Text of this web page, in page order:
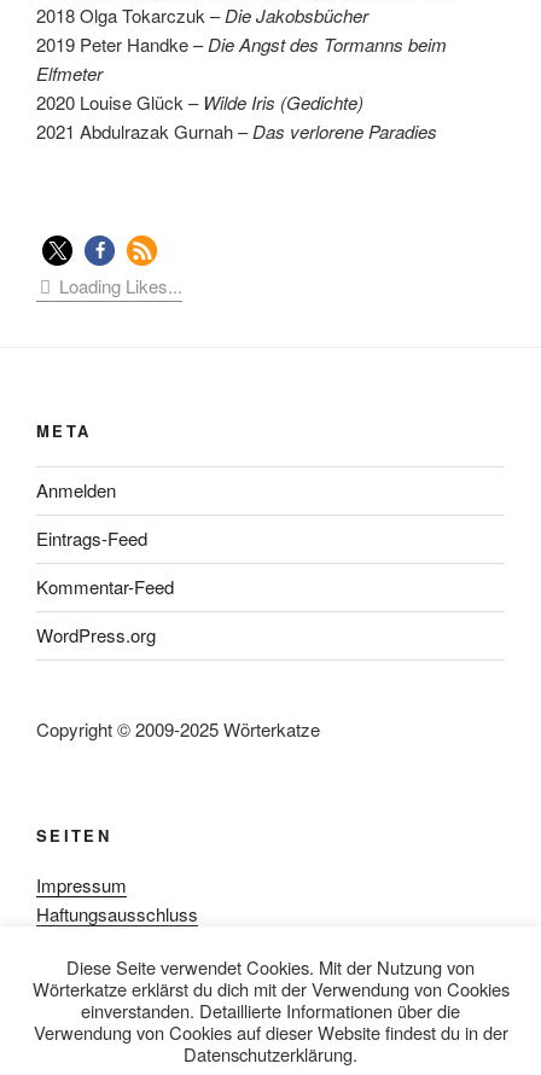
2018 Olga Tokarczuk –Die Jakobsbücher
2019 Peter Handke –Die Angst des Tormanns beim
Elfmeter
2020 Louise Glück –Wilde Iris (Gedichte)
2021 Abdulrazak Gurnah –Das verlorene Paradies
Loading Likes...
META
Anmelden
Eintrags-Feed
Kommentar-Feed
WordPress.org
Copyright © 2009-2025 Wörterkatze
SEITEN
Impressum
Haftungsausschluss
Rezensionpolitik
Bewertungsschema
Media-Kit
Diese Seite verwendet Cookies. Mit der Nutzung von
Wörterkatze erklärst du dich mit der Verwendung von Cookies
einverstanden. Detaillierte Informationen über die
Verwendung von Cookies auf dieser Website findest du in der
Datenschutzerklärung.